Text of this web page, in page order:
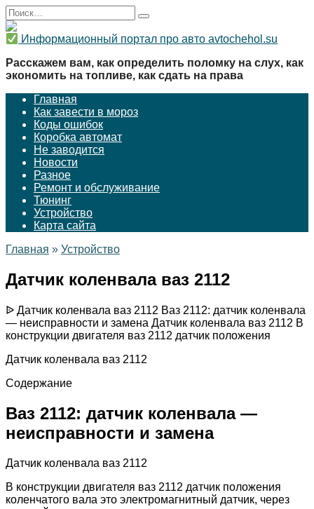
Перейти
к
содержанию
Search
for:
Информационный портал про авто avtochehol.su
Расскажем вам, как определить поломку на слух, как
экономить на топливе, как сдать на права
Главная
Как завести в мороз
Коды ошибок
Коробка автомат
Не заводится
Новости
Разное
Ремонт и обслуживание
Тюнинг
Устройство
Карта сайта
Главная » Устройство
Датчик коленвала ваз 2112
ᐉ Датчик коленвала ваз 2112 Ваз 2112: датчик коленвала
— неисправности и замена Датчик коленвала ваз 2112 В
конструкции двигателя ваз 2112 датчик положения
Датчик коленвала ваз 2112
Содержание
Ваз 2112: датчик коленвала —
неисправности и замена
Датчик коленвала ваз 2112
В конструкции двигателя ваз 2112 датчик положения
коленчатого вала это электромагнитный датчик, через